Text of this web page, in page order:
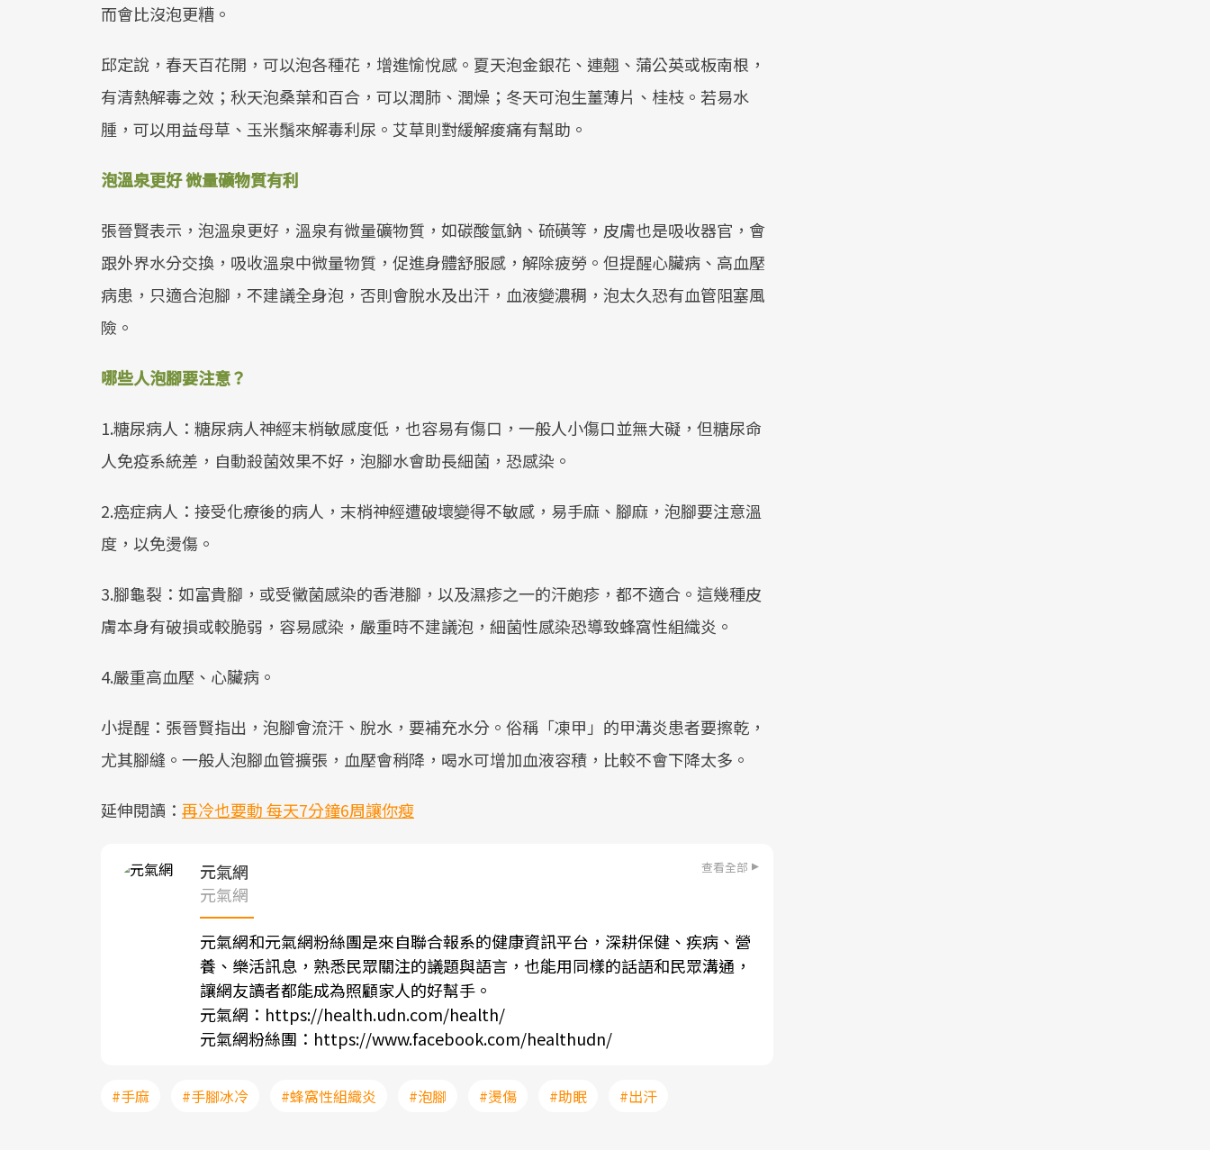
而會比沒泡更糟。
邱定說，春天百花開，可以泡各種花，增進愉悅感。夏天泡金銀花、連翹、蒲公英或板南根，
有清熱解毒之效；秋天泡桑葉和百合，可以潤肺、潤燥；冬天可泡生薑薄片、桂枝。若易水
腫，可以用益母草、玉米鬚來解毒利尿。艾草則對緩解痠痛有幫助。
泡溫泉更好 微量礦物質有利
張晉賢表示，泡溫泉更好，溫泉有微量礦物質，如碳酸氫鈉、硫磺等，皮膚也是吸收器官，會
跟外界水分交換，吸收溫泉中微量物質，促進身體舒服感，解除疲勞。但提醒心臟病、高血壓
病患，只適合泡腳，不建議全身泡，否則會脫水及出汗，血液變濃稠，泡太久恐有血管阻塞風
險。
哪些人泡腳要注意？
1.糖尿病人：糖尿病人神經末梢敏感度低，也容易有傷口，一般人小傷口並無大礙，但糖尿命
人免疫系統差，自動殺菌效果不好，泡腳水會助長細菌，恐感染。
2.癌症病人：接受化療後的病人，末梢神經遭破壞變得不敏感，易手麻、腳麻，泡腳要注意溫
度，以免燙傷。
3.腳龜裂：如富貴腳，或受黴菌感染的香港腳，以及濕疹之一的汗皰疹，都不適合。這幾種皮
膚本身有破損或較脆弱，容易感染，嚴重時不建議泡，細菌性感染恐導致蜂窩性組織炎。
4.嚴重高血壓、心臟病。
小提醒：張晉賢指出，泡腳會流汗、脫水，要補充水分。俗稱「凍甲」的甲溝炎患者要擦乾，
尤其腳縫。一般人泡腳血管擴張，血壓會稍降，喝水可增加血液容積，比較不會下降太多。
延伸閱讀： 再冷也要動 每天7分鐘6周讓你瘦
元氣網 查看全部
元氣網
元氣網和元氣網粉絲團是來自聯合報系的健康資訊平台，深耕保健、疾病、營
養、樂活訊息，熟悉民眾關注的議題與語言，也能用同樣的話語和民眾溝通，
讓網友讀者都能成為照顧家人的好幫手。
元氣網： https://health.udn.com/health/
元氣網粉絲團： https://www.facebook.com/healthudn/
#手麻 #手腳冰冷 #蜂窩性組織炎 #泡腳 #燙傷 #助眠 #出汗